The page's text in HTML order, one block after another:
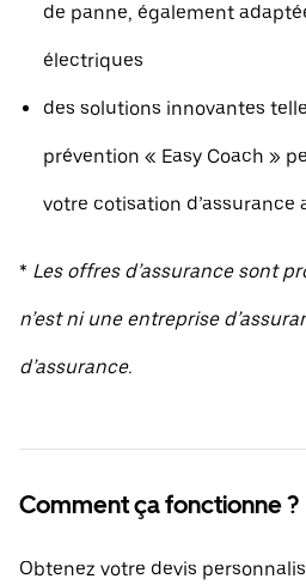
de panne, également
électriques
des solutions innovantes
prévention « Easy Coach »
votre cotisation d’assurance
* Les offres d’assurance sont
n’est ni une entreprise
d’assurance.
Comment ça fonctionne ?
Obtenez votre devis